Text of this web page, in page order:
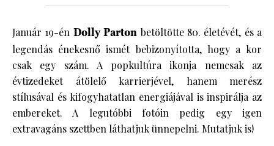
Január 19-én Dolly Parton betöltötte 80. életévét, és a
legendás énekesnő ismét bebizonyította, hogy a kor
csak egy szám. A popkultúra ikonja nemcsak az
évtizedeket átölelő karrierjével, hanem merész
stílusával és kifogyhatatlan energiájával is inspirálja az
embereket. A legutóbbi fotóin pedig egy igen
extravagáns szettben láthatjuk ünnepelni. Mutatjuk is!